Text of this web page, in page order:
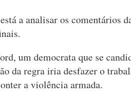
a analisar os comentários
um democrata que se
da regra iria desfazer o
a violência armada.